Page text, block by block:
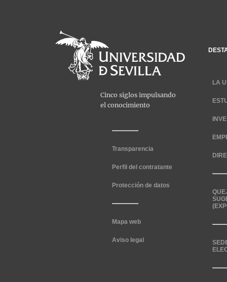
Transparencia
Perfil del contratante
Protección de datos
Mapa web
Aviso legal
LA